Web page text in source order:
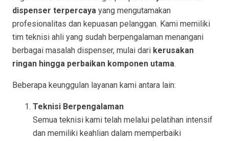
dispenser terpercaya yang mengutamakan
profesionalitas dan kepuasan pelanggan. Kami memiliki
tim teknisi ahli yang sudah berpengalaman menangani
berbagai masalah dispenser, mulai dari kerusakan
ringan hingga perbaikan komponen utama.
Beberapa keunggulan layanan kami antara lain:
Teknisi Berpengalaman
Semua teknisi kami telah melalui pelatihan intensif
dan memiliki keahlian dalam memperbaiki